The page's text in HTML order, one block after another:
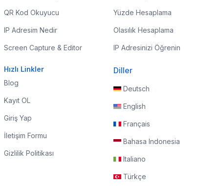
QR Kod Okuyucu
IP Adresim Nedir
Screen Capture & Editor
Yüzde Hesaplama
Olasılık Hesaplama
IP Adresinizi Öğrenin
Hızlı Linkler
Blog
Kayıt OL
Giriş Yap
İletişim Formu
Gizlilik Politikası
Diller
Deutsch
English
Français
Bahasa Indonesia
Italiano
Türkçe